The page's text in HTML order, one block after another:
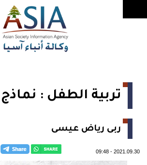
تربية الطفل : نماذج
ربى رياض عيسى
2021.09.30
-
09:48